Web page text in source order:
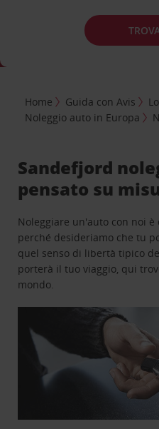
Home Guida con Avis
Noleggio auto in Europa
Sandefjord
pensato su
Noleggiare un'auto con noi è
perché desideriamo che tu
quel senso di libertà tipico
porterà il tuo viaggio, qui
mondo.